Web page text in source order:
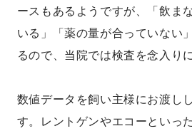
ースもあるようですが、「飲ま
いる」「薬の量が合っていない
るので、当院では検査を念入り
数値データを飼い主様にお渡し
す。レントゲンやエコーといっ